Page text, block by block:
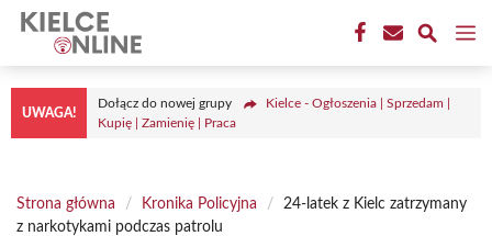
Przejdź
treści
UWAGA!
Dołącz do nowej grupy
Kielce - Ogłoszenia | Sprzedam |
Kupię | Zamienię | Praca
Strona główna / Kronika Policyjna /
24-latek z Kielc zatrzymany
z narkotykami podczas patrolu